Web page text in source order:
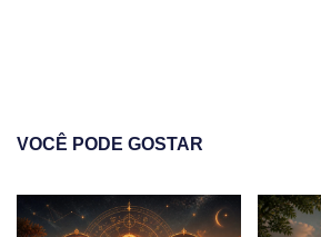
VOCÊ PODE GOSTAR